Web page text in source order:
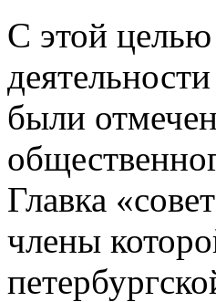
С этой
были
Главка
члены